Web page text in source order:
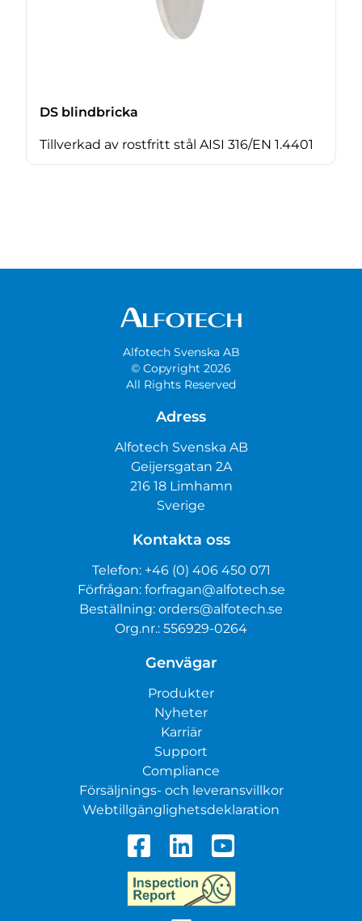
DS blindbricka
Tillverkad av rostfritt stål AISI 316/EN 1.4401
Alfotech Svenska AB
© Copyright 2026
All Rights Reserved
Adress
Alfotech Svenska AB
Geijersgatan 2A
216 18 Limhamn
Sverige
Kontakta oss
Telefon: +46 (0) 406 450 071
Förfrågan: forfragan@alfotech.se
Beställning: orders@alfotech.se
Org.nr.: 556929-0264
Genvägar
Produkter
Nyheter
Karriär
Support
Compliance
Försäljnings- och leveransvillkor
Webtillgänglighetsdeklaration